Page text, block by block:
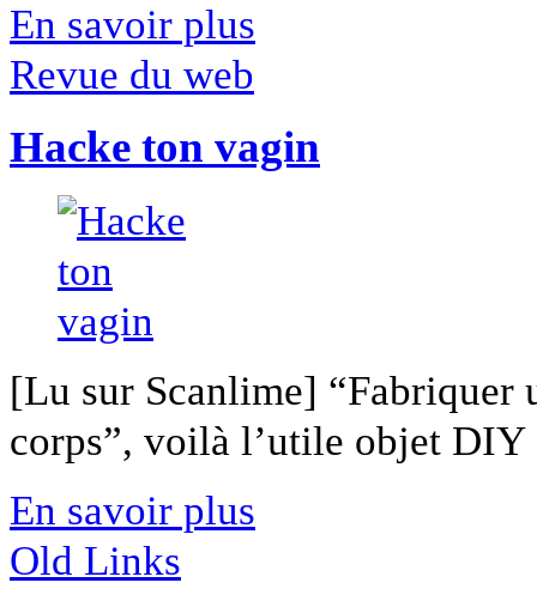
En savoir plus
Revue du web
Hacke ton vagin
[Lu sur Scanlime] “Fabriquer
corps”, voilà l’utile objet
En savoir plus
Old Links